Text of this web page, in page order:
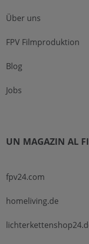
Über uns
FPV Filmproduktion
Blog
Jobs
UN MAGAZIN AL
fpv24.com
homeliving.de